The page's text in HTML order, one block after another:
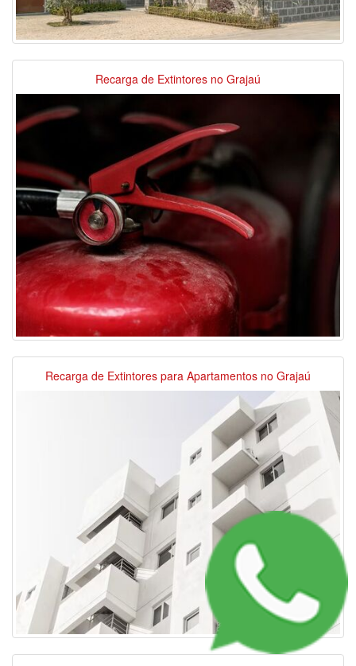
Recarga de Extintores no Grajaú
Recarga de Extintores para Apartamentos no Grajaú